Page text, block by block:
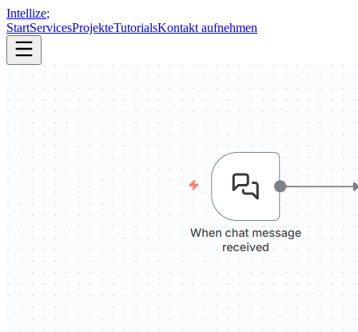
Intellize;
StartServicesProjekteTutorialsKontakt aufnehmen